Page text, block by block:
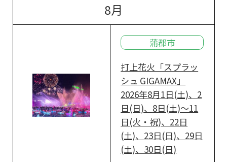
8月
蒲郡市
打上花火「スプラッ
シュ GIGAMAX」
2026年8月1日(土)、2
日(日)、8日(土)～11
日(火・祝)、22日
(土)、23日(日)、29日
(土)、30日(日)